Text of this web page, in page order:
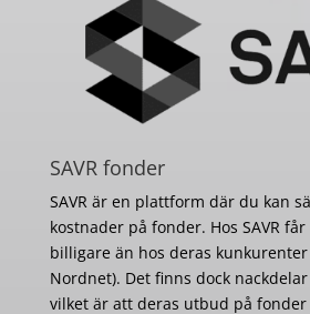
SAVR fonder
SAVR är en plattform där du kan
kostnader på fonder. Hos SAVR
billigare än hos deras kunkurenter
Nordnet). Det finns dock nackdelar
vilket är att deras utbud på